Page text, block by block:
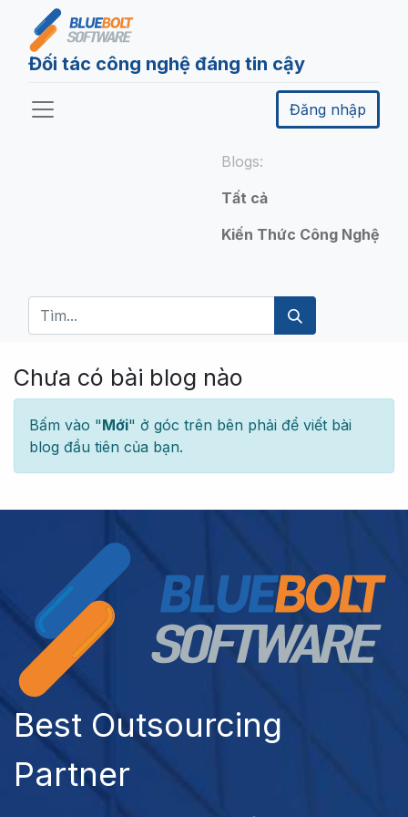
Đối tác công nghệ đáng tin cậy
Đăng nhập
Blogs:
Tất cả
Kiến Thức Công Nghệ
Chưa có bài blog nào
Bấm vào "Mới" ở góc trên bên phải để viết bài
blog đầu tiên của bạn.
Best Outsourcing
Partner